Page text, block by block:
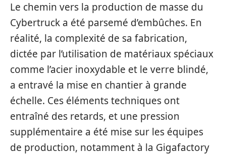
Le chemin vers la production de masse du
Cybertruck a été parsemé d’embûches. En
réalité, la complexité de sa fabrication,
dictée par l’utilisation de matériaux spéciaux
comme l’acier inoxydable et le verre blindé,
a entravé la mise en chantier à grande
échelle. Ces éléments techniques ont
entraîné des retards, et une pression
supplémentaire a été mise sur les équipes
de production, notamment à la Gigafactory